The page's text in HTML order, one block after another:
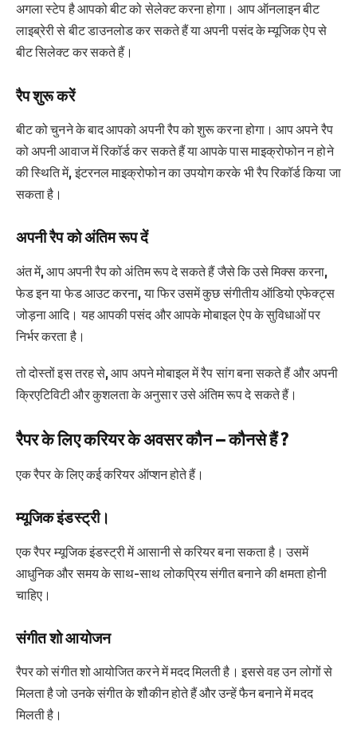
अगला स्टेप है आपको बीट को सेलेक्ट करना होगा। आप ऑनलाइन बीट
लाइब्रेरी से बीट डाउनलोड कर सकते हैं या अपनी पसंद के म्यूजिक ऐप से
बीट सिलेक्ट कर सकते हैं।
रैप शुरू करें
बीट को चुनने के बाद आपको अपनी रैप को शुरू करना होगा। आप अपने रैप
को अपनी आवाज में रिकॉर्ड कर सकते हैं या आपके पास माइक्रोफोन न होने
की स्थिति में, इंटरनल माइक्रोफोन का उपयोग करके भी रैप रिकॉर्ड किया जा
सकता है।
अपनी रैप को अंतिम रूप दें
अंत में, आप अपनी रैप को अंतिम रूप दे सकते हैं जैसे कि उसे मिक्स करना,
फेड इन या फेड आउट करना, या फिर उसमें कुछ संगीतीय ऑडियो एफेक्ट्स
जोड़ना आदि। यह आपकी पसंद और आपके मोबाइल ऐप के सुविधाओं पर
निर्भर करता है।
तो दोस्तों इस तरह से, आप अपने मोबाइल में रैप सांग बना सकते हैं और अपनी
क्रिएटिविटी और कुशलता के अनुसार उसे अंतिम रूप दे सकते हैं।
रैपर के लिए करियर के अवसर कौन – कौनसे हैं ?
एक रैपर के लिए कई करियर ऑप्शन होते हैं।
म्यूजिक इंडस्ट्री।
एक रैपर म्यूजिक इंडस्ट्री में आसानी से करियर बना सकता है। उसमें
आधुनिक और समय के साथ-साथ लोकप्रिय संगीत बनाने की क्षमता होनी
चाहिए।
संगीत शो आयोजन
रैपर को संगीत शो आयोजित करने में मदद मिलती है। इससे वह उन लोगों से
मिलता है जो उनके संगीत के शौकीन होते हैं और उन्हें फैन बनाने में मदद
मिलती है।